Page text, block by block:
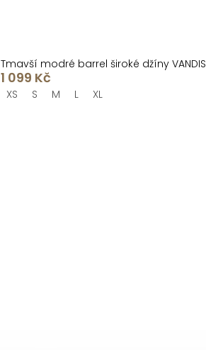
Tmavší modré barrel široké džíny VANDIS
1 099 Kč
XS S M L XL